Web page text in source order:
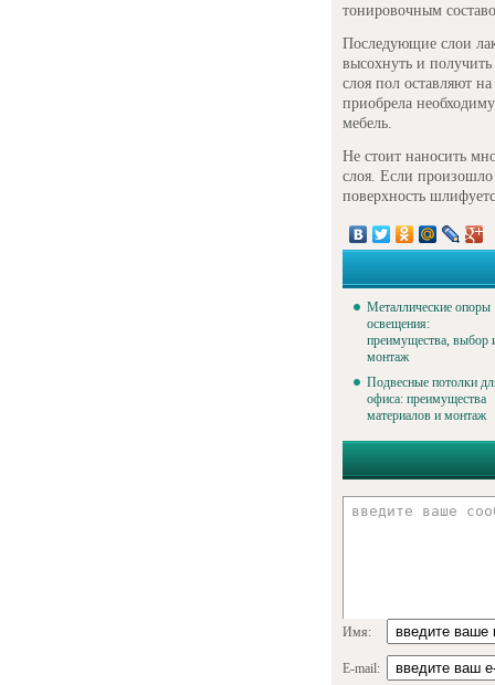
тонировочным
Последующие слои
высохнуть и
слоя пол оставляют
приобрела
мебель.
Не стоит наносить
слоя. Если
поверхность
Металлические опоры
освещения:
преимущества, выбор
монтаж
Подвесные потолки
офиса: преимущества
материалов и монтаж
Имя:
E-mail: